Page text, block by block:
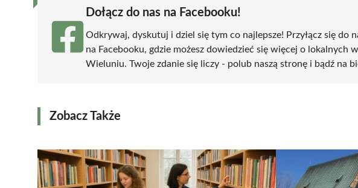
Dołącz do nas na Facebooku!
Odkrywaj, dyskutuj i dziel się tym co najlepsze! Przyłącz się do
na Facebooku, gdzie możesz dowiedzieć się więcej o lokalnych
Wieluniu. Twoje zdanie się liczy - polub naszą stronę i bądź na
Zobacz Także